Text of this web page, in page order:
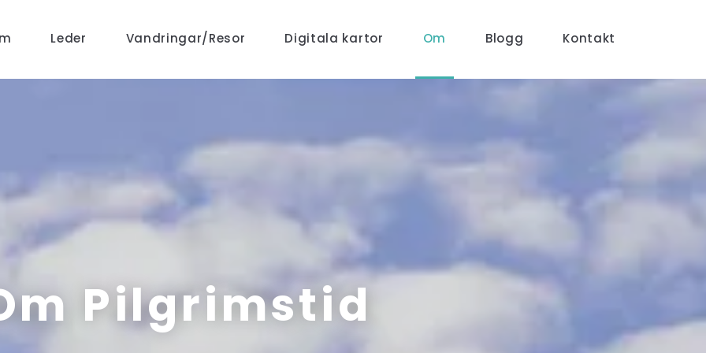
Leder Vandringar/Resor Digitala kartor Om Blogg Kontakt
Pilgrimstid